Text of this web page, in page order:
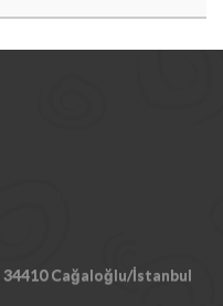
Cağaloğlu/İstanbul